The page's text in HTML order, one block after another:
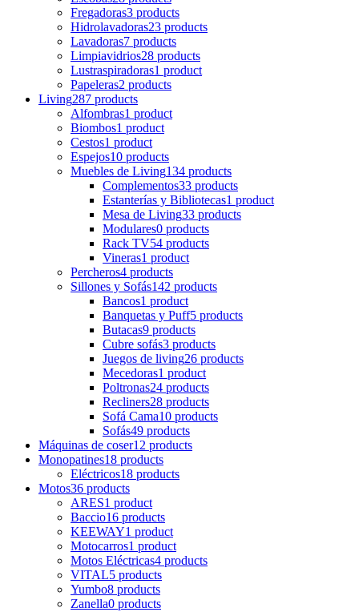
Fregadoras3 products
Hidrolavadoras23 products
Lavadoras7 products
Limpiavidrios28 products
Lustraspiradoras1 product
Papeleras2 products
Living287 products
Alfombras1 product
Biombos1 product
Cestos1 product
Espejos10 products
Muebles de Living134 products
Complementos33 products
Estanterías y Bibliotecas1 product
Mesa de Living33 products
Modulares0 products
Rack TV54 products
Vineras1 product
Percheros4 products
Sillones y Sofás142 products
Bancos1 product
Banquetas y Puff5 products
Butacas9 products
Cubre sofás3 products
Juegos de living26 products
Mecedoras1 product
Poltronas24 products
Recliners28 products
Sofá Cama10 products
Sofás49 products
Máquinas de coser12 products
Monopatines18 products
Eléctricos18 products
Motos36 products
ARES1 product
Baccio16 products
KEEWAY1 product
Motocarros1 product
Motos Eléctricas4 products
VITAL5 products
Yumbo8 products
Zanella0 products